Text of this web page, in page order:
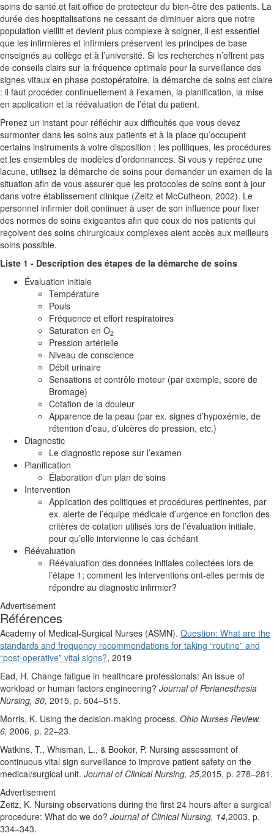
soins de santé et fait office de protecteur du bien-être des patients. La
durée des hospitalisations ne cessant de diminuer alors que notre
population vieillit et devient plus complexe à soigner, il est essentiel
que les infirmières et infirmiers préservent les principes de base
enseignés au collège et à l’université. Si les recherches n’offrent pas
de conseils clairs sur la fréquence optimale pour la surveillance des
signes vitaux en phase postopératoire, la démarche de soins est claire
: il faut procéder continuellement à l’examen, la planification, la mise
en application et la réévaluation de l’état du patient.
Prenez un instant pour réfléchir aux difficultés que vous devez
surmonter dans les soins aux patients et à la place qu’occupent
certains instruments à votre disposition : les politiques, les procédures
et les ensembles de modèles d’ordonnances. Si vous y repérez une
lacune, utilisez la démarche de soins pour demander un examen de la
situation afin de vous assurer que les protocoles de soins sont à jour
dans votre établissement clinique (Zeitz et McCutheon, 2002). Le
personnel infirmier doit continuer à user de son influence pour fixer
des normes de soins exigeantes afin que ceux de nos patients qui
reçoivent des soins chirurgicaux complexes aient accès aux meilleurs
soins possible.
Liste 1 - Description des étapes de la démarche de soins
Évaluation initiale
Température
Pouls
Fréquence et effort respiratoires
Saturation en O2
Pression artérielle
Niveau de conscience
Débit urinaire
Sensations et contrôle moteur (par exemple, score de
Bromage)
Cotation de la douleur
Apparence de la peau (par ex. signes d’hypoxémie, de
rétention d’eau, d’ulcères de pression, etc.)
Diagnostic
Le diagnostic repose sur l’examen
Planification
Élaboration d’un plan de soins
Intervention
Application des politiques et procédures pertinentes, par
ex. alerte de l’équipe médicale d’urgence en fonction des
critères de cotation utilisés lors de l’évaluation initiale,
pour qu’elle intervienne le cas échéant
Réévaluation
Réévaluation des données initiales collectées lors de
l’étape 1; comment les interventions ont-elles permis de
répondre au diagnostic infirmier?
Advertisement
Références
Academy of Medical-Surgical Nurses (ASMN). Question: What are the
standards and frequency recommendations for taking “routine” and
“post-operative” vital signs?, 2019
Ead, H. Change fatigue in healthcare professionals: An issue of
workload or human factors engineering? Journal of Perianesthesia
Nursing, 30, 2015, p. 504–515.
Morris, K. Using the decision-making process. Ohio Nurses Review,
6, 2006, p. 22–23.
Watkins, T., Whisman, L., & Booker, P. Nursing assessment of
continuous vital sign surveillance to improve patient safety on the
medical/surgical unit. Journal of Clinical Nursing, 25,2015, p. 278–281.
Advertisement
Zeitz, K. Nursing observations during the first 24 hours after a surgical
procedure: What do we do? Journal of Clinical Nursing, 14,2003, p.
334–343.